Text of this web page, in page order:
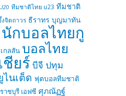
ทีมชาติไทย u23 ทีมชาติ
จิตถาวร ธีราทร บุญมาทัน
นักบอลไทยกู
กลสัน บอลไทย
ยร์ บีจี ปทุม
ไนเต็ด ฟุตบอลทีมชาติ
ราชบุรี เอฟซี ศุภณัฏฐ์